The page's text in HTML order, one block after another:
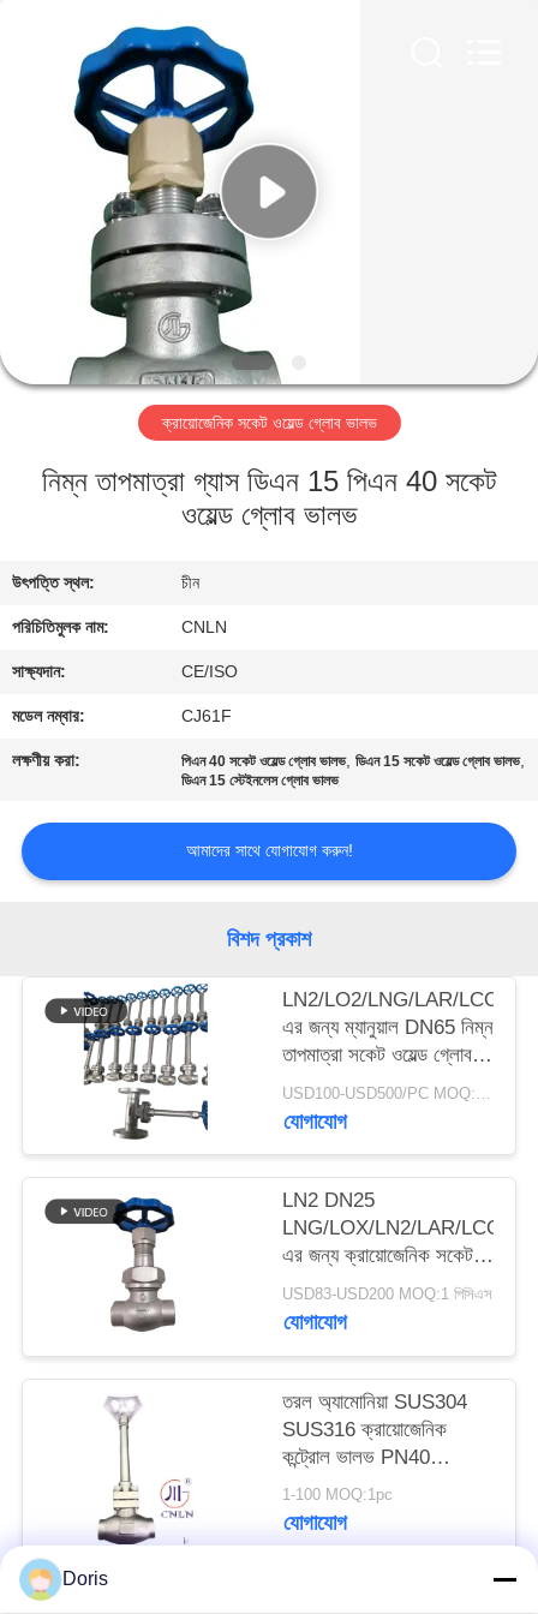
আমাদের
সম্পর্কে
কারখানা
মান
নিয়ন্ত্রণ
যোগাযোগ
করুন
খবর
উদ্ধৃতির
জন্য
আবেদন
ম্যাপ
ক্রায়োজেনিক সকেট ওয়েল্ড গ্লোব ভালভ
নিম্ন তাপমাত্রা গ্যাস ডিএন 15 পিএন 40 সকেট
ওয়েল্ড গ্লোব ভালভ
উৎপত্তি স্থল: চীন
পরিচিতিমুলক নাম: CNLN
সাক্ষ্যদান: CE/ISO
মডেল নম্বার: CJ61F
লক্ষণীয় করা: পিএন 40 সকেট ওয়েল্ড গ্লোব ভালভ,ডিএন 15 সকেট ওয়েল্ড গ্লোব ভালভ,
ডিএন 15 স্টেইনলেস গ্লোব ভালভ
আমাদের সাথে যোগাযোগ করুন!
বিশদ প্রকাশ
LN2/LO2/LNG/LAR/LCO2-
এর জন্য ম্যানুয়াল DN65 নিম্ন
তাপমাত্রা সকেট ওয়েল্ড গ্লোব
ভালভ
USD100-USD500/PC MOQ:1pc
যোগাযোগ
LN2 DN25
LNG/LOX/LN2/LAR/LCO2
এর জন্য ক্রায়োজেনিক সকেট
ওয়েল্ড গ্লোব ভালভ DJ61F-
40P
USD83-USD200 MOQ:1 পিসিএস
যোগাযোগ
তরল অ্যামোনিয়া SUS304
SUS316 ক্রায়োজেনিক
কন্ট্রোল ভালভ PN40
-196~+80°C
1-100 MOQ:1pc
যোগাযোগ
Doris